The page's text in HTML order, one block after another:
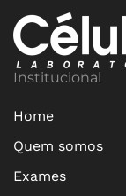
Institucional
Home
Quem somos
Exames